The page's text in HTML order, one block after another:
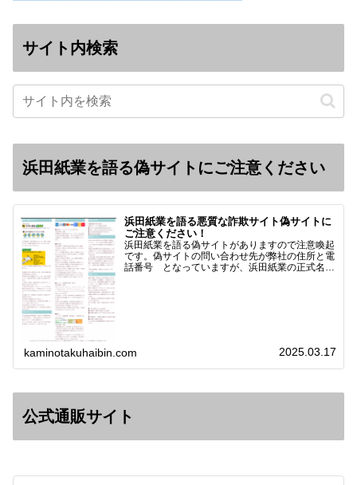
サイト内検索
浜田紙業を語る偽サイトにご注意ください
浜田紙業を語る悪質な詐欺サイト偽サイトに
ご注意ください！
浜田紙業を語る偽サイトがありますので注意喚起
です。偽サイトの問い合わせ先が弊社の住所と電
話番号 となっていますが、浜田紙業の正式名称
kaminotakuhaibin.com 2025.03.17
公式通販サイト